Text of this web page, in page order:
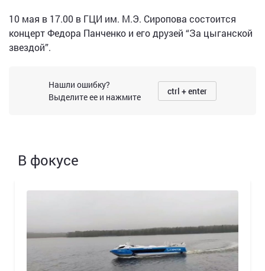
10 мая в 17.00 в ГЦИ им. М.Э. Сиропова состоится
концерт Федора Панченко и его друзей “За цыганской
звездой”.
Нашли ошибку?
Выделите ее и нажмите
ctrl + enter
В фокусе